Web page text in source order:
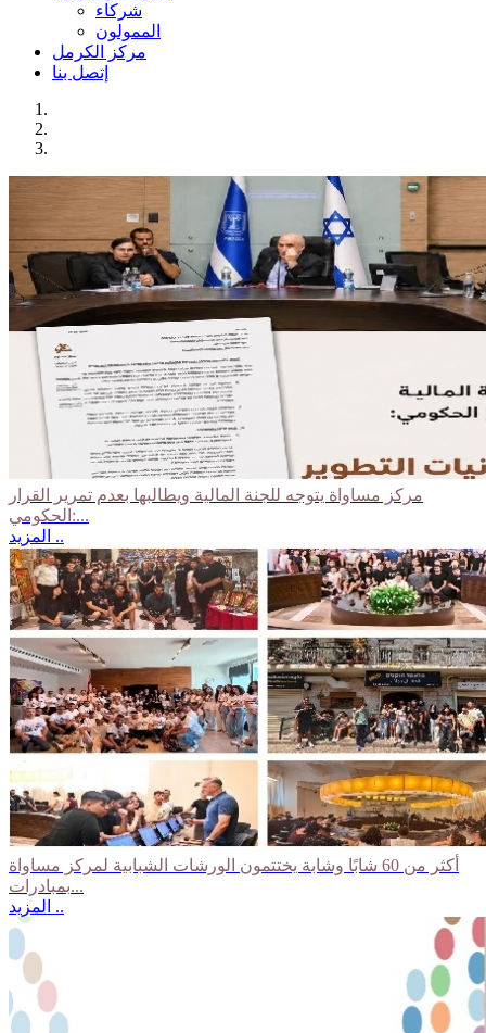
شركاء
الممولون
مركز الكرمل
إتصل بنا
مركز مساواة يتوجه للجنة المالية ويطالبها بعدم تمرير القرار
الحكومي:...
المزيد ..
أكثر من 60 شابًا وشابة يختتمون الورشات الشبابية لمركز مساواة
بمبادرات...
المزيد ..